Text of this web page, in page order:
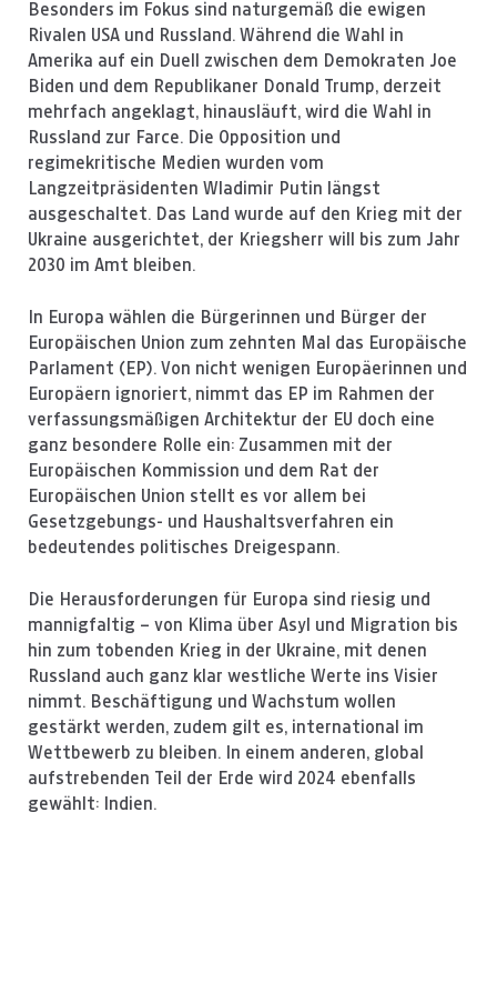
Besonders im Fokus sind naturgemäß die ewigen
Rivalen USA und Russland. Während die Wahl in
Amerika auf ein Duell zwischen dem Demokraten Joe
Biden und dem Republikaner Donald Trump, derzeit
mehrfach angeklagt, hinausläuft, wird die Wahl in
Russland zur Farce. Die Opposition und
regimekritische Medien wurden vom
Langzeitpräsidenten Wladimir Putin längst
ausgeschaltet. Das Land wurde auf den Krieg mit der
Ukraine ausgerichtet, der Kriegsherr will bis zum Jahr
2030 im Amt bleiben.
In Europa wählen die Bürgerinnen und Bürger der
Europäischen Union zum zehnten Mal das Europäische
Parlament (EP). Von nicht wenigen Europäerinnen und
Europäern ignoriert, nimmt das EP im Rahmen der
verfassungsmäßigen Architektur der EU doch eine
ganz besondere Rolle ein: Zusammen mit der
Europäischen Kommission und dem Rat der
Europäischen Union stellt es vor allem bei
Gesetzgebungs- und Haushaltsverfahren ein
bedeutendes politisches Dreigespann.
Die Herausforderungen für Europa sind riesig und
mannigfaltig – von Klima über Asyl und Migration bis
hin zum tobenden Krieg in der Ukraine, mit denen
Russland auch ganz klar westliche Werte ins Visier
nimmt. Beschäftigung und Wachstum wollen
gestärkt werden, zudem gilt es, international im
Wettbewerb zu bleiben. In einem anderen, global
aufstrebenden Teil der Erde wird 2024 ebenfalls
gewählt: Indien.